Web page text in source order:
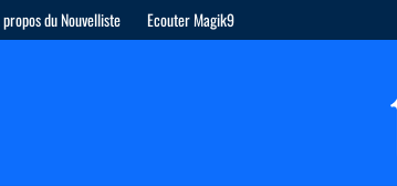
du Nouvelliste Ecouter Magik9